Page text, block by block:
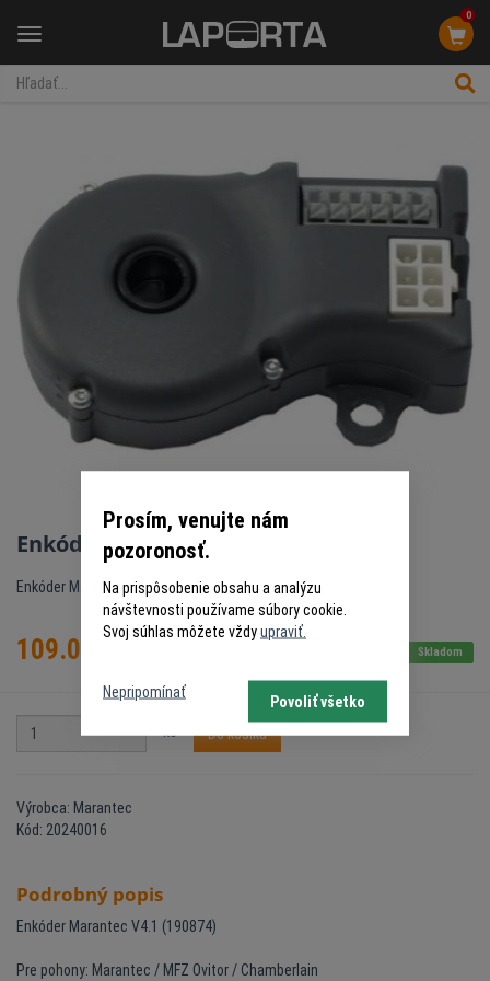
Menu
0
Enkóder Marantec V4.1 (190874)
Enkóder Marantec V4.1
109.00 Skladom
ks Do košíka
Výrobca: Marantec
Kód: 20240016
Podrobný popis
Enkóder Marantec V4.1 (190874)
Pre pohony: Marantec / MFZ Ovitor / Chamberlain
Prosím, venujte nám
pozoronosť.
Na prispôsobenie obsahu a analýzu
návštevnosti používame súbory cookie.
Svoj súhlas môžete vždyupraviť.
Nepripomínať
Povoliť všetko